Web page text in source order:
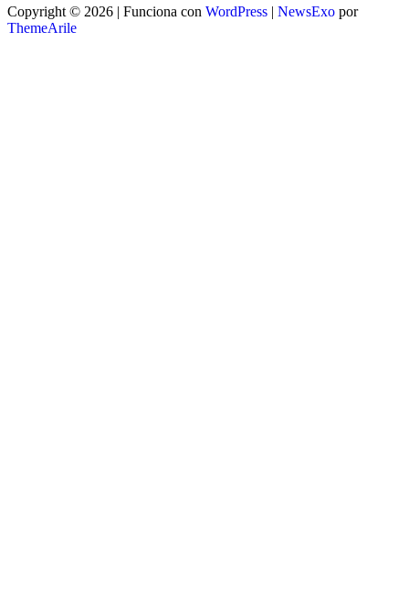
Copyright © 2026 | Funciona con WordPress | NewsExo por
ThemeArile